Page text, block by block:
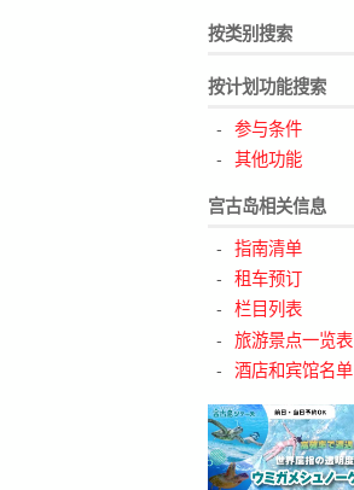
按类别搜索
按计划功能搜索
参与条件
其他功能
宫古岛相关信息
指南清单
租车预订
栏目列表
旅游景点一览表
酒店和宾馆名单